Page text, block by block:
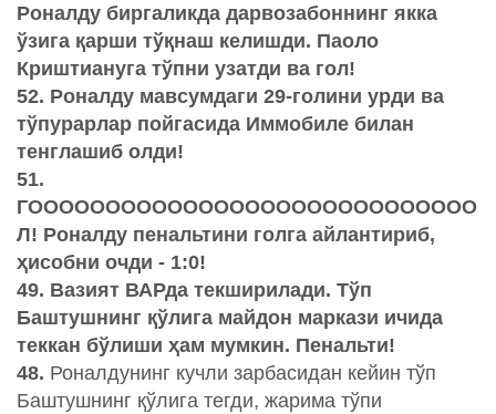
Роналду биргаликда дарвозабоннинг якка
ўзига қарши тўқнаш келишди. Паоло
Криштиануга тўпни узатди ва гол!
52. Роналду мавсумдаги 29-голини урди ва
тўпурарлар пойгасида Иммобиле билан
тенглашиб олди!
51.
ГООООООООООООООООООООООООООООО
Л! Роналду пенальтини голга айлантириб,
ҳисобни очди - 1:0!
49. Вазият ВАРда текширилади. Тўп
Баштушнинг қўлига майдон маркази ичида
теккан бўлиши ҳам мумкин. Пенальти!
48. Роналдунинг кучли зарбасидан кейин тўп
Баштушнинг қўлига тегди, жарима тўпи